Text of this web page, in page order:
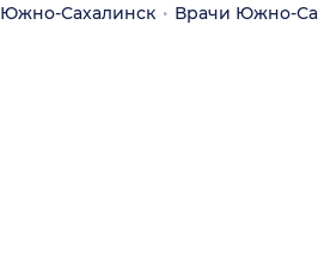
Южно-Сахалинск Врачи Южно-